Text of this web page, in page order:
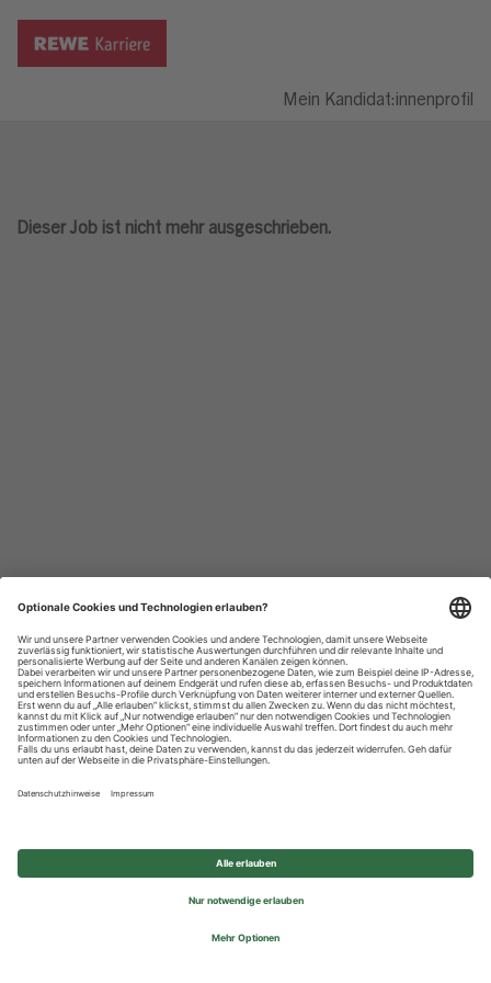
Mein Kandidat:innenprofil
Dieser Job ist nicht mehr ausgeschrieben.
Datenschutzhinweise
Impressum
Privatsphäre-Einstellungen
© 2026 REWE Group - All rights reserved